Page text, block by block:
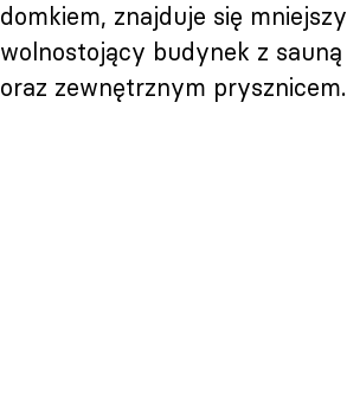
domkiem, znajduje się mniejszy
wolnostojący budynek z sauną
oraz zewnętrznym prysznicem.